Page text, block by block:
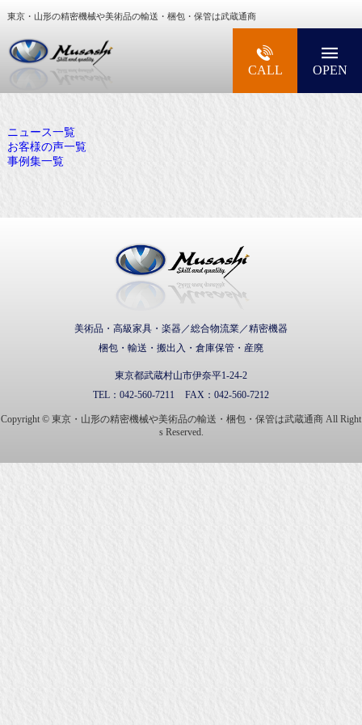
東京・山形の精密機械や美術品の輸送・梱包・保管は武蔵通商
大型精密機械・美術品・高級楽器の梱包・輸送
CALL OPEN
ニュース一覧
お客様の声一覧
事例集一覧
美術品・高級家具・楽器／総合物流業／精密機器
梱包・輸送・搬出入・倉庫保管・産廃
東京都武蔵村山市伊奈平1-24-2
TEL： 042-560-7211 FAX： 042-560-7212
Copyright © 東京・山形の精密機械や美術品の輸送・梱包・保管は武蔵通商 All Right
s Reserved.